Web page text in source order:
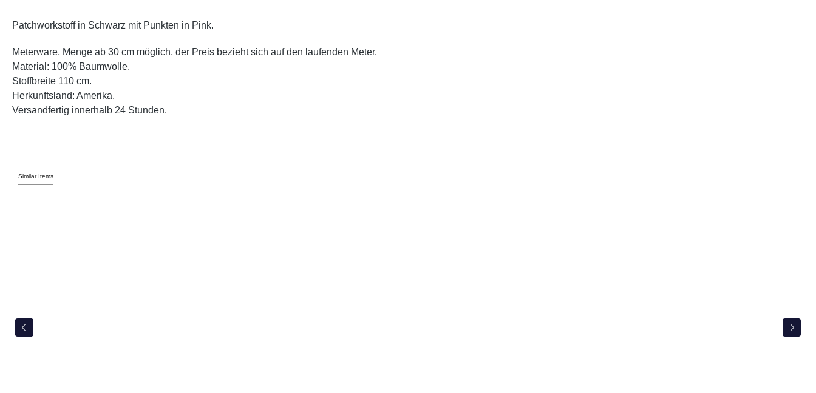
Patchworkstoff in Schwarz mit Punkten in Pink.
Meterware, Menge ab 30 cm möglich, der Preis bezieht sich auf den laufenden Meter.
Material: 100% Baumwolle.
Stoffbreite 110 cm.
Herkunftsland: Amerika.
Versandfertig innerhalb 24 Stunden.
Similar Items